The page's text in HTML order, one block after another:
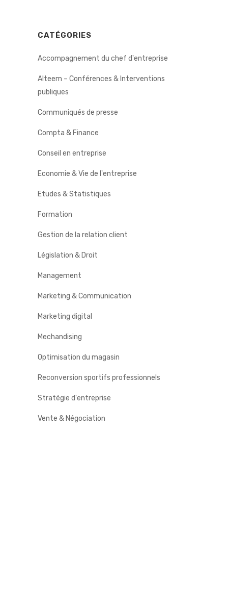
CATÉGORIES
Accompagnement du chef d'entreprise
Alteem – Conférences & Interventions
publiques
Communiqués de presse
Compta & Finance
Conseil en entreprise
Economie & Vie de l'entreprise
Etudes & Statistiques
Formation
Gestion de la relation client
Législation & Droit
Management
Marketing & Communication
Marketing digital
Mechandising
Optimisation du magasin
Reconversion sportifs professionnels
Stratégie d'entreprise
Vente & Négociation